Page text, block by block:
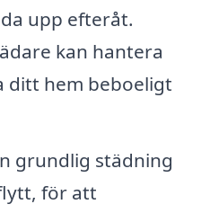
upp efteråt.
kan hantera
ditt hem beboeligt
grundlig städning
för att